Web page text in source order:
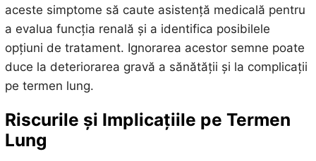
aceste simptome să caute asistență medicală pentru
a evalua funcția renală și a identifica posibilele
opțiuni de tratament. Ignorarea acestor semne poate
duce la deteriorarea gravă a sănătății și la complicații
pe termen lung.
Riscurile și Implicațiile pe Termen
Lung